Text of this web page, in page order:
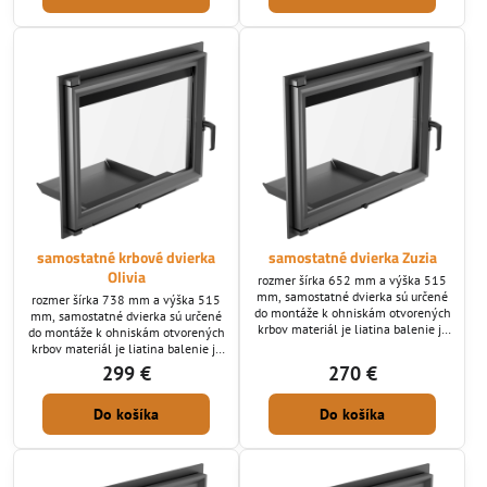
Vyrába sa len v priemere 200 mm
iný rozmer sa dá dosiahnuť len
redukovaním oceľovou redukciou.
krbová vložka si do spaľovacej
komory privádza kyslík potrebný na
horenie s vonkajších priestoru
exteriéru.
samostatné krbové dvierka
Olivia
rozmer šírka 738 mm a výška 515
mm, samostatné dvierka sú určené
do montáže k ohniskám otvorených
krbov materiál je liatina balenie je
dodávané aj s žiaruvzdorným sklom
299 €
Do košíka
samostatné dvierka Zuzia
rozmer šírka 652 mm a výška 515
mm, samostatné dvierka sú určené
do montáže k ohniskám otvorených
krbov materiál je liatina balenie je
270 €
Do košíka